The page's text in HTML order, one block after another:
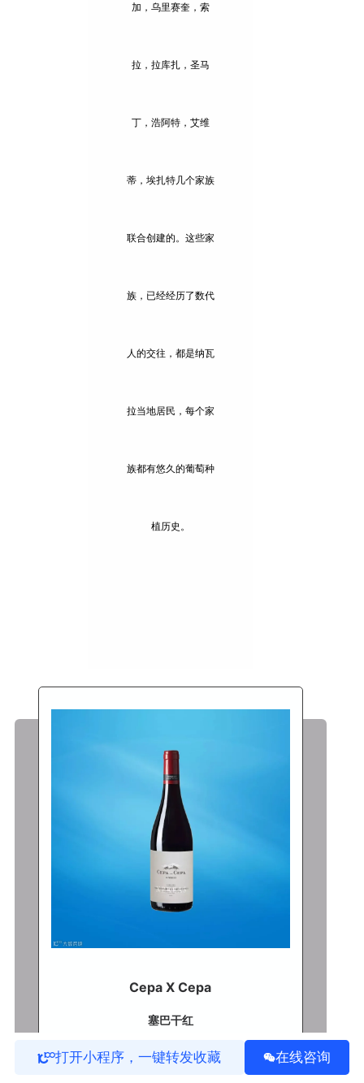
加，乌里赛奎，索
拉，拉库扎，圣马
丁，浩阿特，艾维
蒂，埃扎特几个家族
联合创建的。这些家
族，已经经历了数代
人的交往，都是纳瓦
拉当地居民，每个家
族都有悠久的葡萄种
植历史。
Cepa X Cepa
塞巴干红
打开小程序，一键转发收藏 在线咨询